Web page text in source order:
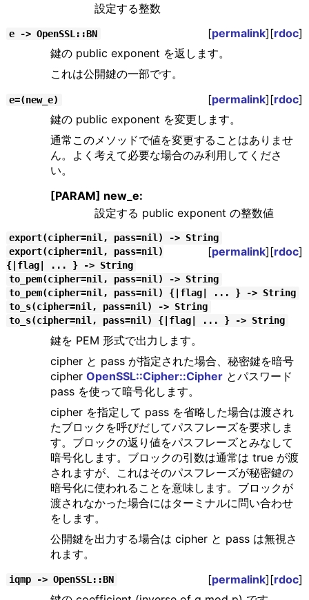
設定する整数
e -> OpenSSL::BN [permalink][rdoc]
鍵の public exponent を返します。
これは公開鍵の一部です。
e=(new_e) [permalink][rdoc]
鍵の public exponent を変更します。
通常このメソッドで値を変更することはありませ
ん。よく考えて必要な場合のみ利用してくださ
い。
[PARAM] new_e:
設定する public exponent の整数値
export(cipher=nil, pass=nil) -> String
[permalink][rdoc]
export(cipher=nil, pass=nil)
{|flag| ... } -> String
to_pem(cipher=nil, pass=nil) -> String
to_pem(cipher=nil, pass=nil) {|flag| ... } -> String
to_s(cipher=nil, pass=nil) -> String
to_s(cipher=nil, pass=nil) {|flag| ... } -> String
鍵を PEM 形式で出力します。
cipher と pass が指定された場合、秘密鍵を暗号
cipher OpenSSL::Cipher::Cipherとパスワード
pass を使って暗号化します。
cipher を指定して pass を省略した場合は渡され
たブロックを呼びだしてパスフレーズを要求しま
す。ブロックの返り値をパスフレーズとみなして
暗号化します。ブロックの引数は通常は true が渡
されますが、これはそのパスフレーズが秘密鍵の
暗号化に使われることを意味します。ブロックが
渡されなかった場合にはターミナルに問い合わせ
をします。
公開鍵を出力する場合は cipher と pass は無視さ
れます。
iqmp -> OpenSSL::BN [permalink][rdoc]